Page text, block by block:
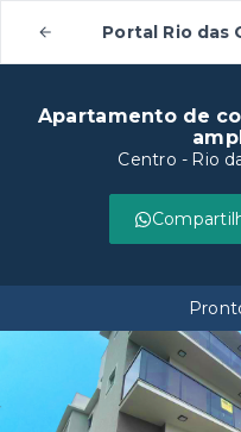
Portal Rio das
Apartamento de
Centro - Rio